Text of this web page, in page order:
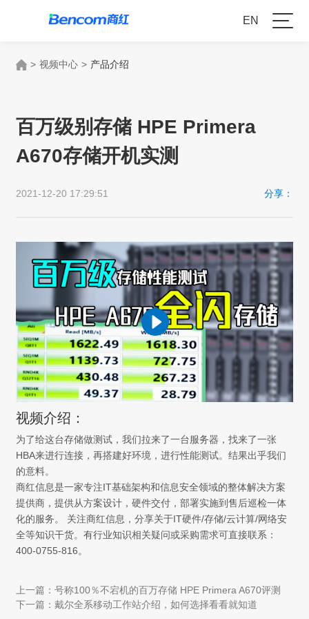
EN
> 视频中心 > 产品介绍
百万级别存储 HPE Primera
A670存储开机实测
2021-12-20 17:29:51 分享：
视频介绍：
为了给这台存储做测试，我们拉来了一台服务器，找来了一张
HBA来进行连接，再搭建好环境，进行性能测试。结果出乎我们
的意料。
商红信息是一家专注IT基础架构和信息安全领域的整体解决方案
提供商，提供从方案设计，硬件交付，部署实施到售后巡检一体
化的服务。 关注商红信息，分享关于IT硬件/存储/云计算/网络安
全等知识干货。有行业知识相关疑问或采购需求可直接联系：
400-0755-816。
上一篇：号称100％不宕机的百万存储 HPE Primera A670评测
下一篇：戴尔全系移动工作站介绍，如何选择看看就知道